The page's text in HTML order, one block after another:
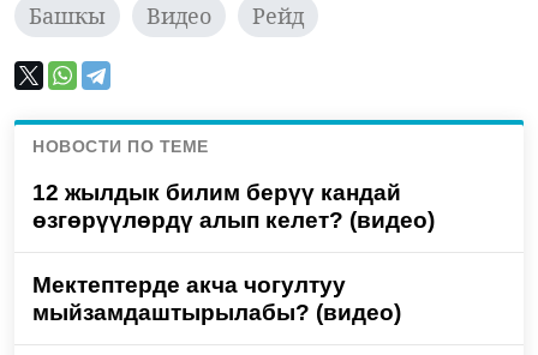
Башкы Видео Рейд
НОВОСТИ ПО ТЕМЕ
12 жылдык билим берүү кандай
өзгөрүүлөрдү алып келет? (видео)
Мектептерде акча чогултуу
мыйзамдаштырылабы? (видео)